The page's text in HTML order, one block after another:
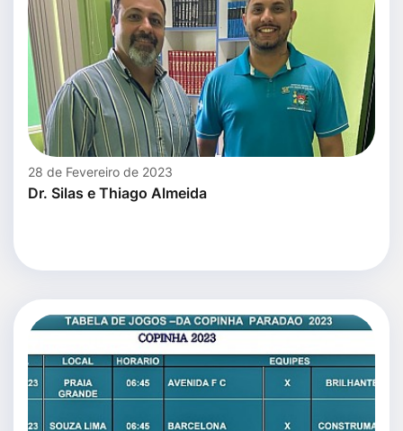
28 de Fevereiro de 2023
Dr. Silas e Thiago Almeida